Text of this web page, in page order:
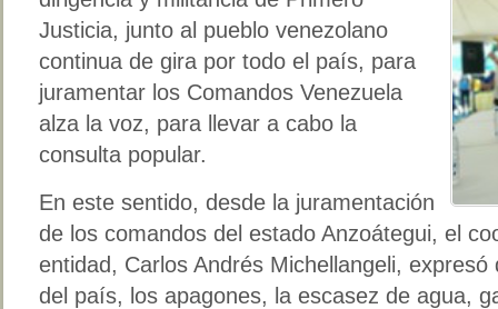
Justicia, junto al pueblo venezolano
continua de gira por todo el país, para
juramentar los Comandos Venezuela
alza la voz, para llevar a cabo la
consulta popular.
En este sentido, desde la juramentación
de los comandos del estado Anzoátegui, el
entidad, Carlos Andrés Michellangeli,
del país, los apagones, la escasez de agua,